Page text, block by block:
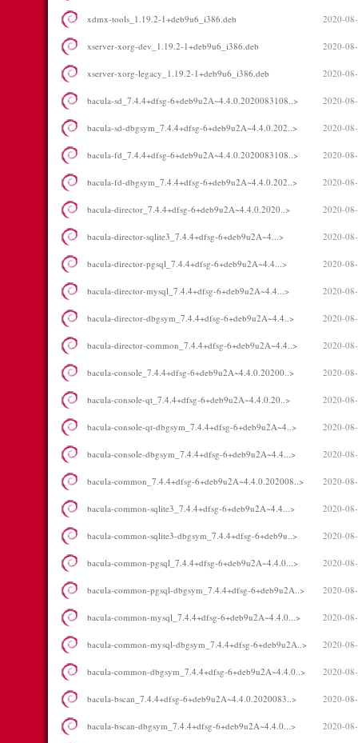
xdmx-tools_1.19.2-1+deb9u6_i386.deb 2020-
xserver-xorg-dev_1.19.2-1+deb9u6_i386.deb 2020-
xserver-xorg-legacy_1.19.2-1+deb9u6_i386.deb 2020-
bacula-sd_7.4.4+dfsg-6+deb9u2A~4.4.0.2020083108..> 2020-
bacula-sd-dbgsym_7.4.4+dfsg-6+deb9u2A~4.4.0.202..> 2020-
bacula-fd_7.4.4+dfsg-6+deb9u2A~4.4.0.2020083108..> 2020-
bacula-fd-dbgsym_7.4.4+dfsg-6+deb9u2A~4.4.0.202..> 2020-
bacula-director_7.4.4+dfsg-6+deb9u2A~4.4.0.2020..> 2020-
bacula-director-sqlite3_7.4.4+dfsg-6+deb9u2A~4...> 2020-
bacula-director-pgsql_7.4.4+dfsg-6+deb9u2A~4.4...> 2020-
bacula-director-mysql_7.4.4+dfsg-6+deb9u2A~4.4...> 2020-
bacula-director-dbgsym_7.4.4+dfsg-6+deb9u2A~4.4..> 2020-
bacula-director-common_7.4.4+dfsg-6+deb9u2A~4.4..> 2020-
bacula-console_7.4.4+dfsg-6+deb9u2A~4.4.0.20200..> 2020-
bacula-console-qt_7.4.4+dfsg-6+deb9u2A~4.4.0.20..> 2020-
bacula-console-qt-dbgsym_7.4.4+dfsg-6+deb9u2A~4..> 2020-
bacula-console-dbgsym_7.4.4+dfsg-6+deb9u2A~4.4...> 2020-
bacula-common_7.4.4+dfsg-6+deb9u2A~4.4.0.202008..> 2020-
bacula-common-sqlite3_7.4.4+dfsg-6+deb9u2A~4.4...> 2020-
bacula-common-sqlite3-dbgsym_7.4.4+dfsg-6+deb9u..> 2020-
bacula-common-pgsql_7.4.4+dfsg-6+deb9u2A~4.4.0...> 2020-
bacula-common-pgsql-dbgsym_7.4.4+dfsg-6+deb9u2A..> 2020-
bacula-common-mysql_7.4.4+dfsg-6+deb9u2A~4.4.0...> 2020-
bacula-common-mysql-dbgsym_7.4.4+dfsg-6+deb9u2A..> 2020-
bacula-common-dbgsym_7.4.4+dfsg-6+deb9u2A~4.4.0..> 2020-
bacula-bscan_7.4.4+dfsg-6+deb9u2A~4.4.0.2020083..> 2020-
bacula-bscan-dbgsym_7.4.4+dfsg-6+deb9u2A~4.4.0...> 2020-